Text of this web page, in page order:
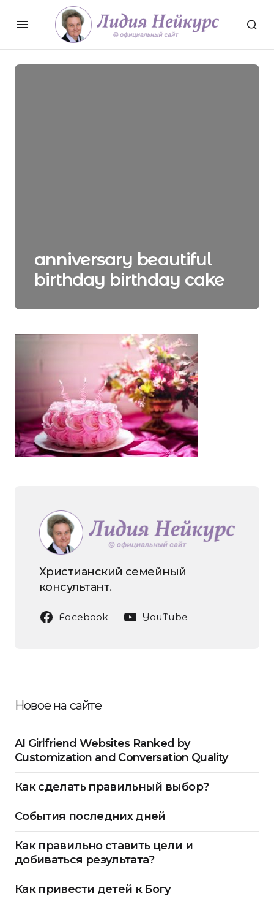
anniversary beautiful
birthday birthday cake
Христианский семейный
консультант.
Facebook YouTube
Новое на сайте
AI Girlfriend Websites Ranked by
Customization and Conversation Quality
Как сделать правильный выбор?
События последних дней
Как правильно ставить цели и
добиваться результата?
Как привести детей к Богу